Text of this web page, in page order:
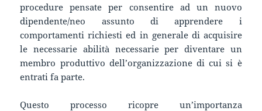
procedure pensate per consentire ad un nuovo
dipendente/neo assunto di apprendere i
comportamenti richiesti ed in generale di acquisire
le necessarie abilità necessarie per diventare un
membro produttivo dell’organizzazione di cui si è
entrati fa parte.
Questo processo ricopre un’importanza